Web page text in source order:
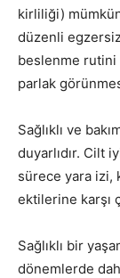
kirliliği)
düzenli egzersiz
beslenme rutini
parlak
Sağlıklı ve
duyarlıdır. Cilt
sürece yara izi,
ektilerine karşı
Sağlıklı bir
dönemlerde